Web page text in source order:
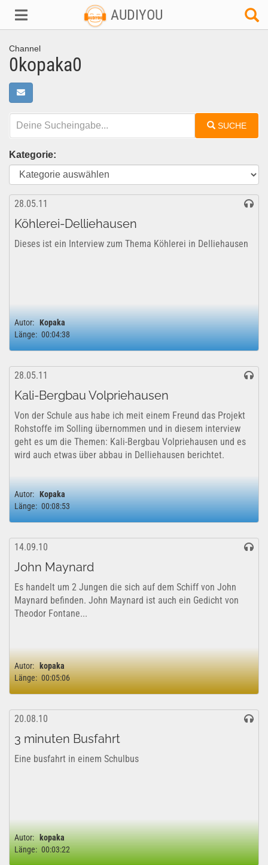
AUDIYOU
Channel
0kopaka0
SUCHE
Kategorie:
28.05.11
Köhlerei-Delliehausen
Dieses ist ein Interview zum Thema Köhlerei in Delliehausen
Autor: Kopaka
Länge: 00:04:38
28.05.11
Kali-Bergbau Volpriehausen
Von der Schule aus habe ich meit einem Freund das Projekt
Rohstoffe im Solling übernommen und in diesem interview
geht es um die Themen: Kali-Bergbau Volpriehausen und es
wird auch etwas über abbau in Delliehausen berichtet.
Autor: Kopaka
Länge: 00:08:53
14.09.10
John Maynard
Es handelt um 2 Jungen die sich auf dem Schiff von John
Maynard befinden. John Maynard ist auch ein Gedicht von
Theodor Fontane...
Autor:
kopaka
Länge: 00:05:06
20.08.10
3 minuten Busfahrt
Eine busfahrt in einem Schulbus
Autor:
kopaka
Länge: 00:03:22